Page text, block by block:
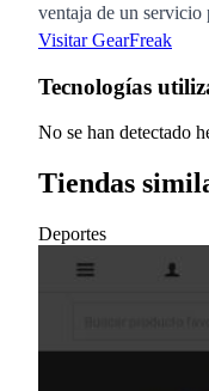
ventaja de un servicio
Visitar GearFreak
Tecnologías
No se han detectado
Tiendas
Deportes